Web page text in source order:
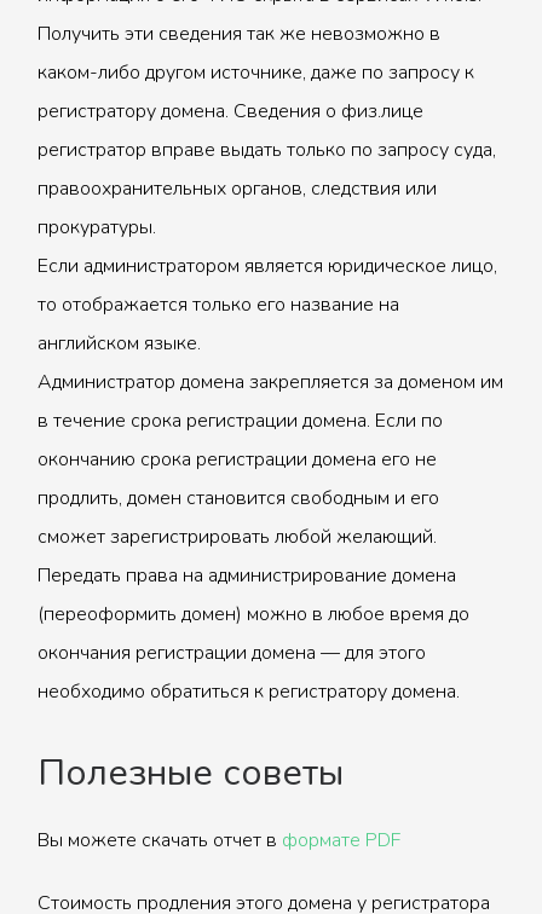
Получить эти сведения так же невозможно в
каком-либо другом источнике, даже по запросу к
регистратору домена. Сведения о физ.лице
регистратор вправе выдать только по запросу суда,
правоохранительных органов, следствия или
прокуратуры.
Если администратором является юридическое лицо,
то отображается только его название на
английском языке.
Администратор домена закрепляется за доменом им
в течение срока регистрации домена. Если по
окончанию срока регистрации домена его не
продлить, домен становится свободным и его
сможет зарегистрировать любой желающий.
Передать права на администрирование домена
(переоформить домен) можно в любое время до
окончания регистрации домена — для этого
необходимо обратиться к регистратору домена.
Полезные советы
Вы можете скачать отчет в формате PDF
Стоимость продления этого домена у регистратора